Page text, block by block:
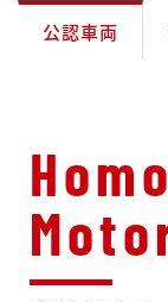
公認車両